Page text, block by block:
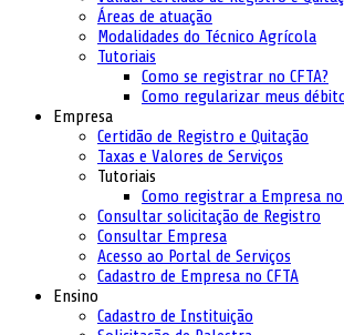
Áreas de atuação
Modalidades do Técnico Agrícola
Tutoriais
Como se registrar no CFTA?
Como regularizar meus
Empresa
Certidão de Registro e Quitação
Taxas e Valores de Serviços
Tutoriais
Como registrar a Empresa no
Consultar solicitação de Registro
Consultar Empresa
Acesso ao Portal de Serviços
Cadastro de Empresa no CFTA
Ensino
Cadastro de Instituição